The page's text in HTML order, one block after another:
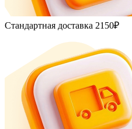
Стандартная доставка 2150₽